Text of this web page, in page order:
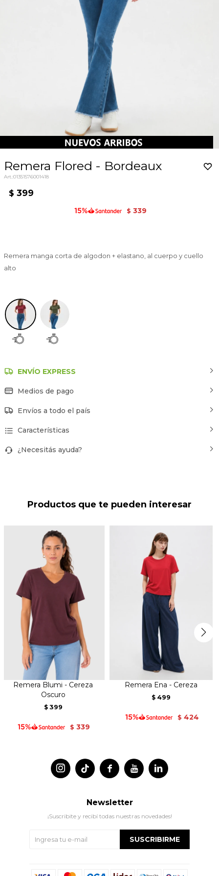
Remera Flored - Bordeaux
01351576001418
$ 399
$ 339
Remera manga corta de algodon + elastano, al cuerpo y cuello
alto
ENVÍO EXPRESS
Medios de pago
Envíos a todo el país
Características
¿Necesitás ayuda?
Productos que te pueden interesar
Remera Blumi - Cereza
Oscuro
$ 399
$ 339
Remera Ena - Cereza
$ 499
$ 424
 
 
Newsletter
¡Suscribite y recibí todas nuestras novedades!
SUSCRIBIRME